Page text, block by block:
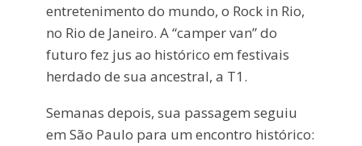
entretenimento do mundo, o Rock in Rio,
no Rio de Janeiro. A “camper van” do
futuro fez jus ao histórico em festivais
herdado de sua ancestral, a T1.
Semanas depois, sua passagem seguiu
em São Paulo para um encontro histórico: